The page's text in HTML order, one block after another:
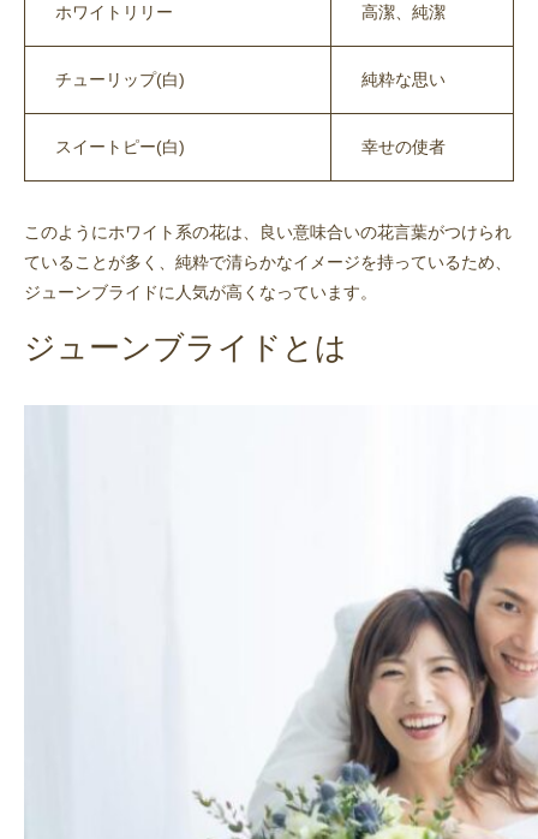
ホワイトリリー 高潔、純潔
チューリップ(白) 純粋な思い
スイートピー(白) 幸せの使者
このようにホワイト系の花は、良い意味合いの花言葉がつけられ
ていることが多く、純粋で清らかなイメージを持っているため、
ジューンブライドに人気が高くなっています。
ジューンブライドとは